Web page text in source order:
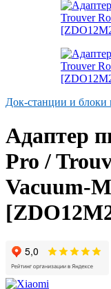
Док-станции и блоки
Адаптер
Pro /
Vacuum-